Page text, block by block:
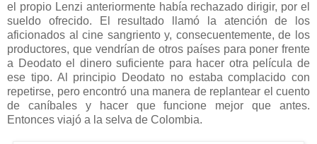
el propio Lenzi anteriormente había rechazado dirigir, por el
sueldo ofrecido. El resultado llamó la atención de los
aficionados al cine sangriento y, consecuentemente, de los
productores, que vendrían de otros países para poner frente
a Deodato el dinero suficiente para hacer otra película de
ese tipo. Al principio Deodato no estaba complacido con
repetirse, pero encontró una manera de replantear el cuento
de caníbales y hacer que funcione mejor que antes.
Entonces viajó a la selva de Colombia.